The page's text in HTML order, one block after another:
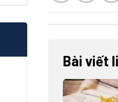
Bài viết